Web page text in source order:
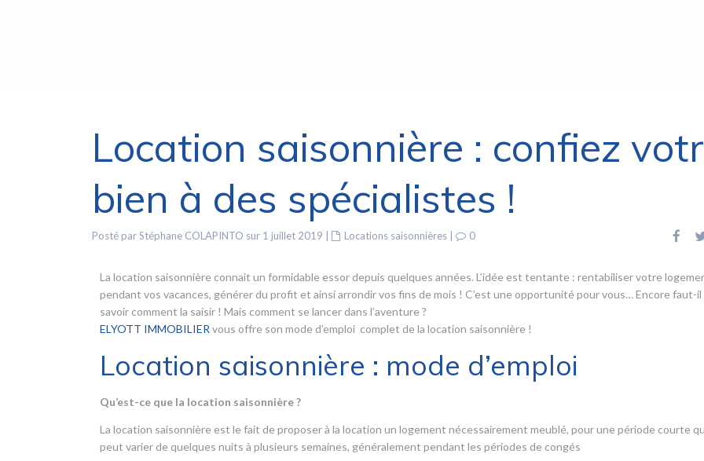
Location saisonnière : confiez
bien à des spécialistes !
Posté par Stéphane COLAPINTO sur 1 juillet 2019 Locations saisonnières 0
La location saisonnière connait un formidable essor depuis quelques années. L’idée est tentante : rentabiliser votre
pendant vos vacances, générer du profit et ainsi arrondir vos fins de mois ! C’est une opportunité pour vous… Encore faut-il
savoir comment la saisir ! Mais comment se lancer dans l’aventure ?
ELYOTT IMMOBILIER vous offre son mode d’emploi complet de la location saisonnière !
Location saisonnière : mode d’emploi
Qu’est-ce que la location saisonnière ?
La location saisonnière est le fait de proposer à la location un logement nécessairement meublé, pour une période courte
peut varier de quelques nuits à plusieurs semaines, généralement pendant les périodes de congés